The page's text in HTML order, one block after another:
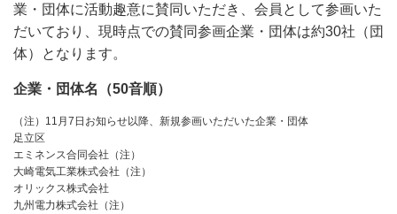
業・団体に活動趣意に賛同いただき、会員として参画いた
だいており、現時点での賛同参画企業・団体は約30社（団
体）となります。
企業・団体名（50音順）
（注）11月7日お知らせ以降、新規参画いただいた企業・団体
足立区
エミネンス合同会社（注）
大崎電気工業株式会社（注）
オリックス株式会社
九州電力株式会社（注）